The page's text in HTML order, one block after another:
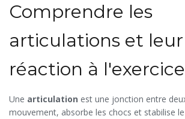
Comprendre les
articulations et leur
réaction à l'exercice
Une articulation est une jonction entre
mouvement, absorbe les chocs et stabilise